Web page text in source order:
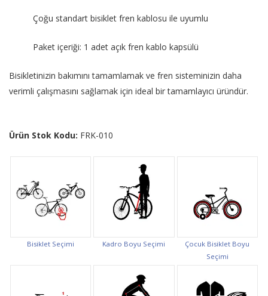
Çoğu standart bisiklet fren kablosu ile uyumlu
Paket içeriği: 1 adet açık fren kablo kapsülü
Bisikletinizin bakımını tamamlamak ve fren sisteminizin daha
verimli çalışmasını sağlamak için ideal bir tamamlayıcı üründür.
Ürün Stok Kodu: FRK-010
Bisiklet Seçimi Kadro Boyu Seçimi
Çocuk Bisiklet Boyu
Seçimi